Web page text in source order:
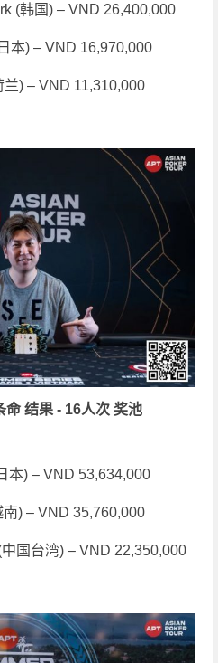
(韩国) – VND 26,400,000
本) – VND 16,970,000
) – VND 11,310,000
命 结果 - 16人次 奖池
本) – VND 53,634,000
) – VND 35,760,000
国台湾) – VND 22,350,000